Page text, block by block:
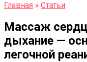
Главная » Статьи
Массаж
дыхание —
легочной